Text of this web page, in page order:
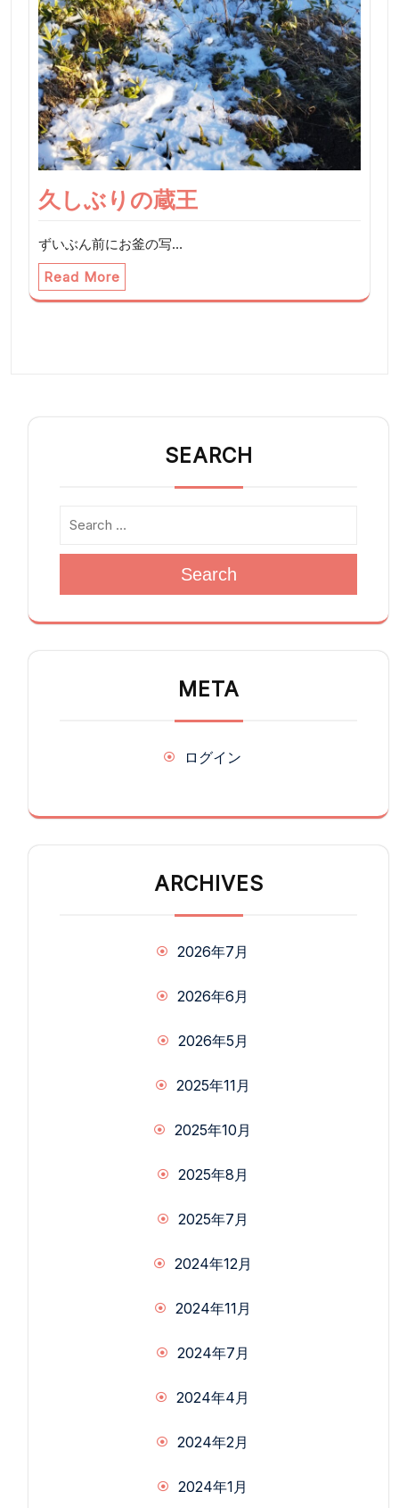
久しぶりの蔵王
ずいぶん前にお釜の写…
Read More
SEARCH
Search
META
ログイン
ARCHIVES
2026年7月
2026年6月
2026年5月
2025年11月
2025年10月
2025年8月
2025年7月
2024年12月
2024年11月
2024年7月
2024年4月
2024年2月
2024年1月